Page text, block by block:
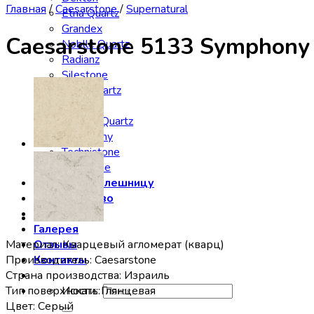
Etna Quartz
Grandex
Noblle Quartz
Radianz
Silestone
Smartquartz
Staron
Stratos Quartz
Symphony
Technistone
Vicostone
Заказать столешницу
Производство
Сервис
Галерея
Отзывы
Контакты
Искать:
Главная /Caesarstone/Supernatural
Caesarstone 5133
Материал: Кварцевый агломерат (кварц)
Производитель: Caesarstone
Страна производства: Израиль
Тип поверхности: Глянцевая
Цвет: Серый